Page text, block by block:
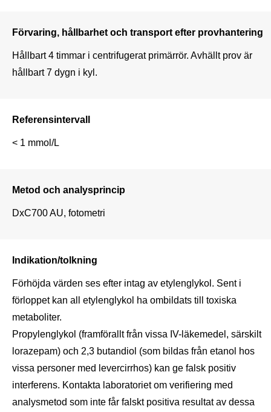
Förvaring, hållbarhet och transport efter provhantering
Hållbart 4 timmar i centrifugerat primärrör. Avhällt prov är
hållbart 7 dygn i kyl.
Referensintervall
< 1 mmol/L
Metod och analysprincip
DxC700 AU, fotometri
Indikation/tolkning
Förhöjda värden ses efter intag av etylenglykol. Sent i
förloppet kan all etylenglykol ha ombildats till toxiska
metaboliter.
Propylenglykol (framförallt från vissa IV-läkemedel, särskilt
lorazepam) och 2,3 butandiol (som bildas från etanol hos
vissa personer med levercirrhos) kan ge falsk positiv
interferens. Kontakta laboratoriet om verifiering med
analysmetod som inte får falskt positiva resultat av dessa